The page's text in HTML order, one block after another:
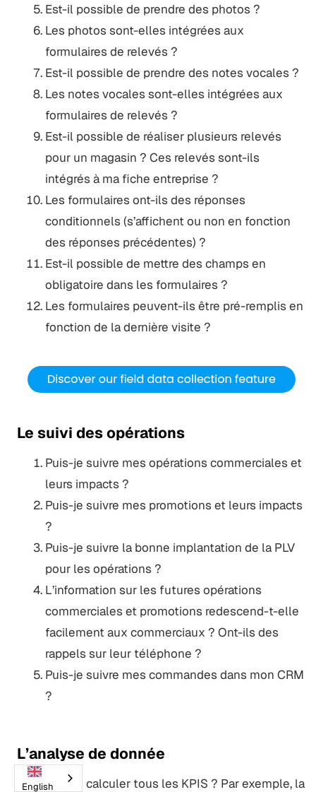
Est-il possible de prendre des photos ?
Les photos sont-elles intégrées aux
formulaires de relevés ?
Est-il possible de prendre des notes vocales ?
Les notes vocales sont-elles intégrées aux
formulaires de relevés ?
Est-il possible de réaliser plusieurs relevés
pour un magasin ? Ces relevés sont-ils
intégrés à ma fiche entreprise ?
Les formulaires ont-ils des réponses
conditionnels (s’affichent ou non en fonction
des réponses précédentes) ?
Est-il possible de mettre des champs en
obligatoire dans les formulaires ?
Les formulaires peuvent-ils être pré-remplis en
fonction de la dernière visite ?
Le suivi des opérations
Puis-je suivre mes opérations commerciales et
leurs impacts ?
Puis-je suivre mes promotions et leurs impacts
?
Puis-je suivre la bonne implantation de la PLV
pour les opérations ?
L’information sur les futures opérations
commerciales et promotions redescend-t-elle
facilement aux commerciaux ? Ont-ils des
rappels sur leur téléphone ?
Puis-je suivre mes commandes dans mon CRM
?
L’analyse de donnée
Puis-je calculer tous les KPIS ? Par exemple, la
English